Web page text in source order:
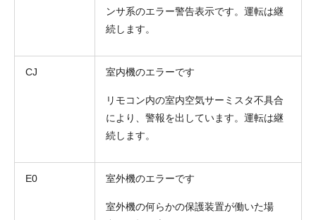
ンサ系のエラー警告表示です。運転は継
続します。
CJ 室内機のエラーです
リモコン内の室内空気サーミスタ不具合
により、警報を出しています。運転は継
続します。
E0 室外機のエラーです
室外機の何らかの保護装置が働いた場